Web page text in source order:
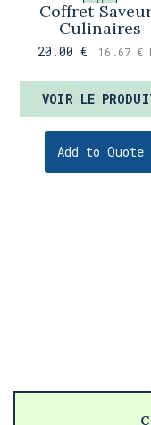
Coffret
Culinaires
20.00€ 16.67 €
VOIR LE
Add to Quote